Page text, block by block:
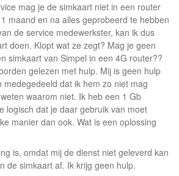
mag je de simkaart niet in een router
maand en na alles geprobeerd te hebben
de service medewerkster, kan ik dus
doen. Klopt wat ze zegt? Mag je geen
simkaart van Simpel in een 4G router??
gelezen met hulp. Mij is geen hulp
dat ik hem zo niet mag
waarom niet. Ik heb een 1 Gb
logisch dat je daar gebruik van moet
manier dan ook. Wat is een oplossing
is, omdat mij de dienst niet geleverd kan
de simkaart af. Ik krijg geen hulp.